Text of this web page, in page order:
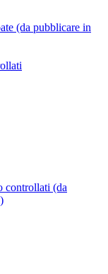
(da pubblicare in
controllati (da